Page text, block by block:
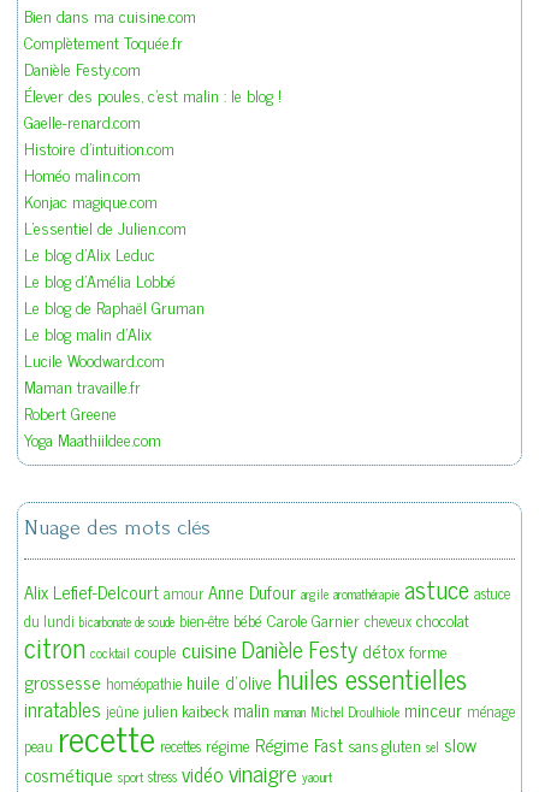
Bien dans ma cuisine.com
Complètement Toquée.fr
Danièle Festy.com
Élever des poules, c'est malin : le blog !
Gaelle-renard.com
Histoire d'intuition.com
Homéo malin.com
Konjac magique.com
L'essentiel de Julien.com
Le blog d'Alix Leduc
Le blog d'Amélia Lobbé
Le blog de Raphaël Gruman
Le blog malin d'Alix
Lucile Woodward.com
Maman travaille.fr
Robert Greene
Yoga Maathiildee.com
Nuage des mots clés
Alix Lefief-Delcourt amour Anne Dufour argile aromathérapie astuce astuce
du lundi bicarbonate de soude bien-être bébé Carole Garnier cheveux chocolat
citron cocktail couple cuisineDanièle Festy détoxforme
grossesse homéopathie huile d'olive huiles essentielles
inratables jeûne julien kaibeck malin maman Michel Droulhiole minceur ménage
peau recette recettes régime Régime Fast sans gluten sel slow
cosmétique sport stress vidéovinaigre yaourt